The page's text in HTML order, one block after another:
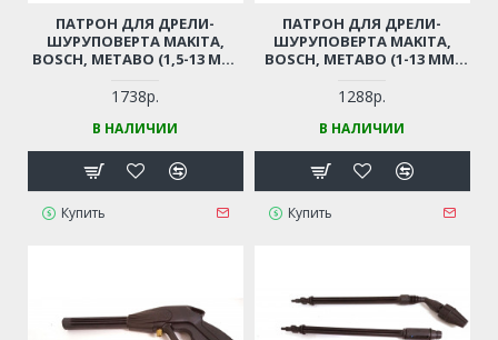
ПАТРОН ДЛЯ ДРЕЛИ-
ШУРУПОВЕРТА MAKITA,
BOSCH, METABO (1,5-13 ММ,
ПРОФЕССИОНАЛЬНЫЙ
БЫСТРОЗАЖИМНОЙ С
ТРЕЩЕТКОЙ
1738р.
В НАЛИЧИИ
Купить
ПАТРОН ДЛЯ ДРЕЛИ-
ШУРУПОВЕРТА MAKITA,
BOSCH, METABO (1-13 ММ,
ПРОФЕССИОНАЛЬНЫЙ
БЫСТРОЗАЖИМНОЙ С
ТРЕЩЕТКОЙ
1288р.
В НАЛИЧИИ
Купить